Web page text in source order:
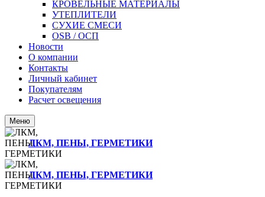
КРОВЕЛЬНЫЕ МАТЕРИАЛЫ
УТЕПЛИТЕЛИ
СУХИЕ СМЕСИ
OSB / ОСП
Новости
О компании
Контакты
Личный кабинет
Покупателям
Расчет освещения
Меню
ЛКМ, ПЕНЫ, ГЕРМЕТИКИ
ЛКМ, ПЕНЫ, ГЕРМЕТИКИ